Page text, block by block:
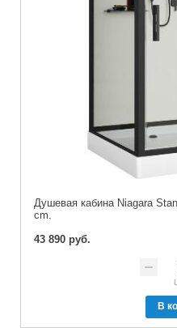
Душевая кабина Niagara
cm.
43 890 руб.
В